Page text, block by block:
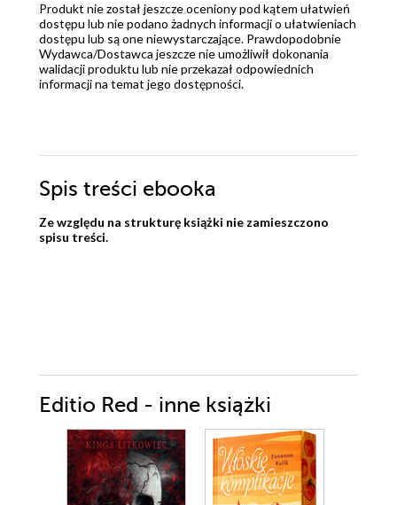
Produkt nie został jeszcze oceniony pod kątem ułatwień
dostępu lub nie podano żadnych informacji o ułatwieniach
dostępu lub są one niewystarczające. Prawdopodobnie
Wydawca/Dostawca jeszcze nie umożliwił dokonania
walidacji produktu lub nie przekazał odpowiednich
informacji na temat jego dostępności.
Spis treści ebooka
Ze względu na strukturę książki nie zamieszczono
spisu treści.
Editio Red - inne książki